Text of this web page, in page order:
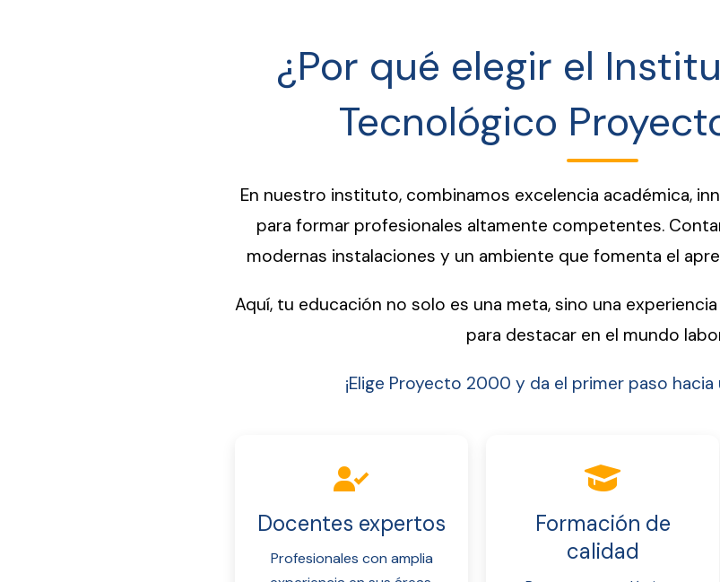
¿Por qué elegir el
Tecnológico
En nuestro instituto, combinamos excelencia académica,
para formar profesionales altamente competentes.
modernas instalaciones y un ambiente que fomenta el
Aquí, tu educación no solo es una meta, sino una
para destacar en el mundo
¡Elige Proyecto 2000 y da el primer paso
Docentes expertos
Profesionales con amplia
Formación de
calidad